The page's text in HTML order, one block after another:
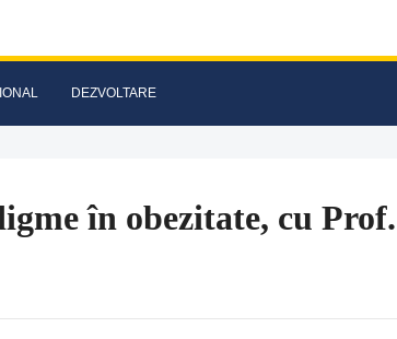
DEZVOLTARE
în obezitate, cu